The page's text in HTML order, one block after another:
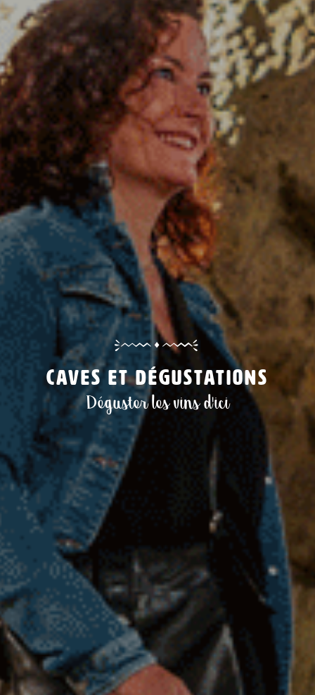
Caves et dégustations
Déguster les vins d'ici